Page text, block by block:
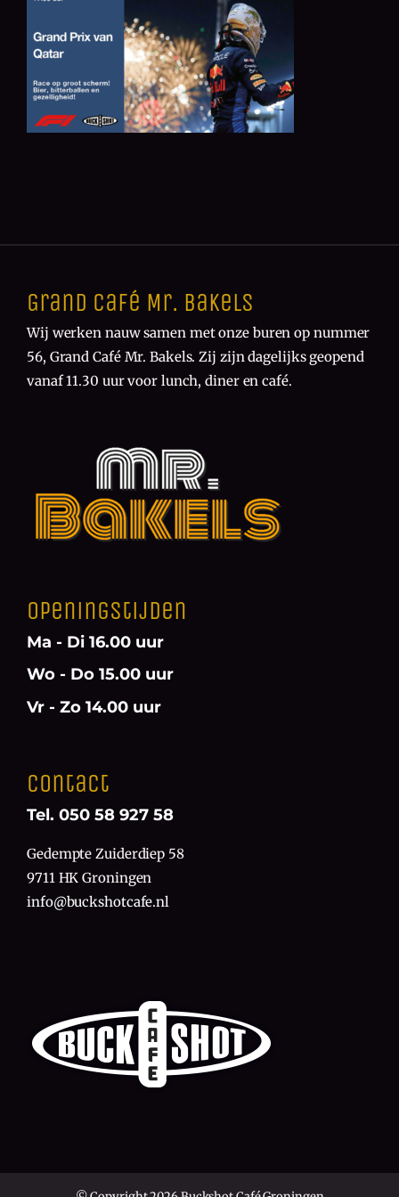
Grand Café Mr. Bakels
Wij werken nauw samen met onze buren op nummer
56, Grand Café Mr. Bakels. Zij zijn dagelijks geopend
vanaf 11.30 uur voor lunch, diner en café.
Openingstijden
Ma - Di 16.00 uur
Wo - Do 15.00 uur
Vr - Zo 14.00 uur
Contact
Tel. 050 58 927 58
Gedempte Zuiderdiep 58
9711 HK Groningen
info@buckshotcafe.nl